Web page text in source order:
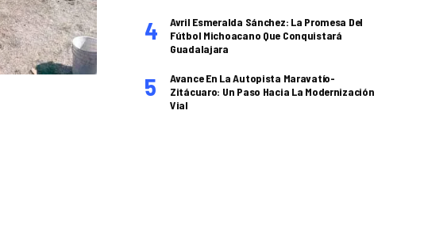
Avril Esmeralda Sánchez: La Promesa Del
Fútbol Michoacano Que Conquistará
Guadalajara
Avance En La Autopista Maravatío-
Zitácuaro: Un Paso Hacia La Modernización
Vial